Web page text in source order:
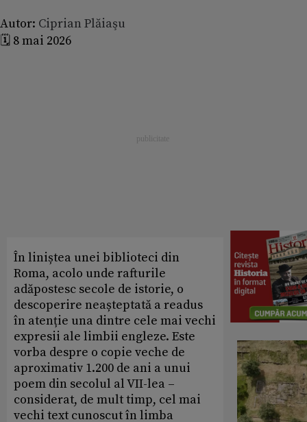
Autor: Ciprian Plăiaşu
🗓️ 8 mai 2026
În liniștea unei biblioteci din
Roma, acolo unde rafturile
adăpostesc secole de istorie, o
descoperire neașteptată a readus
în atenție una dintre cele mai vechi
expresii ale limbii engleze. Este
vorba despre o copie veche de
aproximativ 1.200 de ani a unui
poem din secolul al VII-lea –
considerat, de mult timp, cel mai
vechi text cunoscut în limba